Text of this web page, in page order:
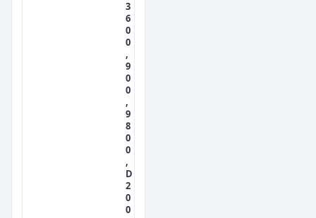
3
6
0
0
,
9
0
0
,
9
8
0
0
,
D
2
0
0